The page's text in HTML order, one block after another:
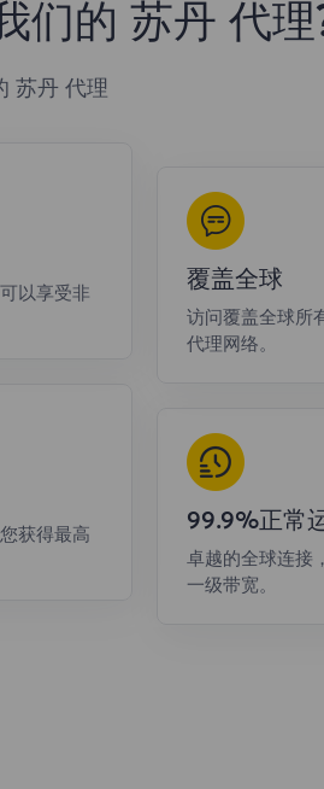
们的 苏丹 代理
苏丹 代理
以享受非
获得最高
覆盖全球
访问覆盖全球所
代理网络。
99.9%正常
卓越的全球连接
一级带宽。